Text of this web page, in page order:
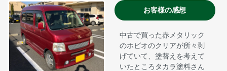
お客様の感想
中古で買った赤メタリック
のホビオのクリアが所々剥
げていて、塗替えを考えて
いたところタカラ塗料さん